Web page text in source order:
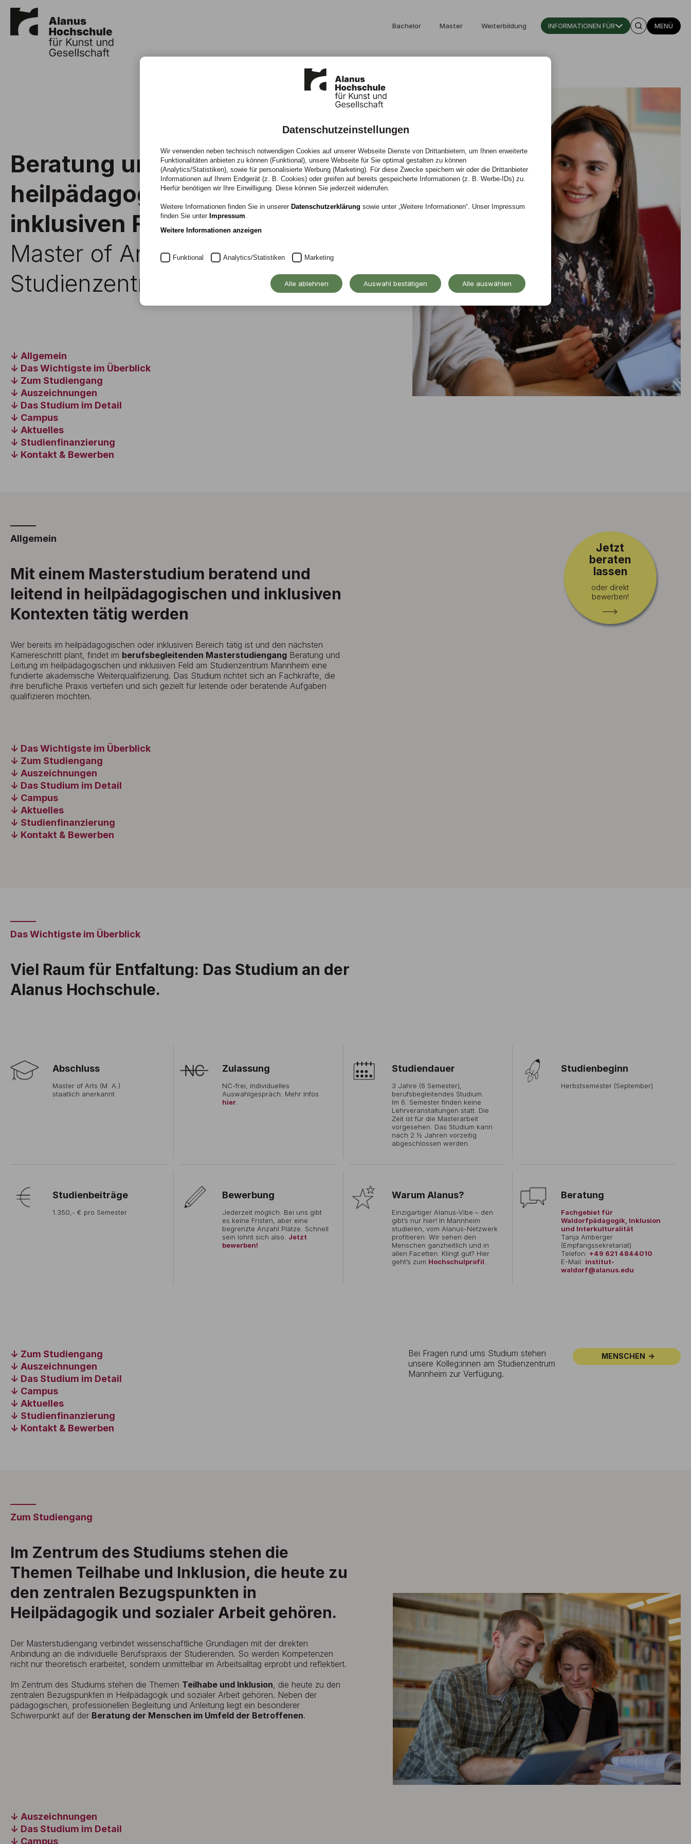
Bachelor Master Weiterbildung INFORMATIONEN FÜR MENÜ
Beratung und Leitung im
heilpädagogischen und
inklusiven Feld
Master of Arts (Teilzeit),
Studienzentrum Mannheim
Allgemein
Das Wichtigste im Überblick
Zum Studiengang
Auszeichnungen
Das Studium im Detail
Campus
Aktuelles
Studienfinanzierung
Kontakt & Bewerben
Jetzt
beraten
lassen
oder direkt
bewerben!
Allgemein
Mit einem Masterstudium beratend und
leitend in heilpädagogischen und inklusiven
Kontexten tätig werden
Wer bereits im heilpädagogischen oder inklusiven Bereich tätig ist und den nächsten
Karriereschritt plant, findet im berufsbegleitenden Masterstudiengang Beratung und
Leitung im heilpädagogischen und inklusiven Feld am Studienzentrum Mannheim eine
fundierte akademische Weiterqualifizierung. Das Studium richtet sich an Fachkräfte, die
ihre berufliche Praxis vertiefen und sich gezielt für leitende oder beratende Aufgaben
qualifizieren möchten.
Das Wichtigste im Überblick
Zum Studiengang
Auszeichnungen
Das Studium im Detail
Campus
Aktuelles
Studienfinanzierung
Kontakt & Bewerben
Das Wichtigste im Überblick
Viel Raum für Entfaltung: Das Studium an der
Alanus Hochschule.
Abschluss
Master of Arts (M. A.)
staatlich anerkannt
Zulassung
NC-frei, individuelles
Auswahlgespräch. Mehr Infos
hier.
Studiendauer
3 Jahre (6 Semester),
berufsbegleitendes Studium.
Im 6. Semester finden keine
Lehrveranstaltungen statt. Die
Zeit ist für die Masterarbeit
vorgesehen. Das Studium kann
nach 2 ½ Jahren vorzeitig
abgeschlossen werden.
Studienbeginn
Herbstsemester (September)
Studienbeiträge
1.350,- € pro Semester
Bewerbung
Jederzeit möglich. Bei uns gibt
es keine Fristen, aber eine
begrenzte Anzahl Plätze. Schnell
sein lohnt sich also. Jetzt
bewerben!
Warum Alanus?
Einzigartiger Alanus-Vibe – den
gibt’s nur hier! In Mannheim
studieren, vom Alanus-Netzwerk
profitieren. Wir sehen den
Menschen ganzheitlich und in
allen Facetten. Klingt gut? Hier
geht’s zum Hochschulprofil
Beratung
Fachgebiet für
Waldorfpädagogik, Inklusion
und Interkulturalität
Tanja Amberger
(Empfangssekretariat)
Telefon: +49 621 4844010
E-Mail: institut-
waldorf@alanus.edu
Zum Studiengang
Auszeichnungen
Das Studium im Detail
Campus
Aktuelles
Studienfinanzierung
Kontakt & Bewerben
Bei Fragen rund ums Studium stehen
unsere Kolleg:innen am Studienzentrum
Mannheim zur Verfügung.
MENSCHEN
Zum Studiengang
Im Zentrum des Studiums stehen die
Themen Teilhabe und Inklusion, die heute zu
den zentralen Bezugspunkten in
Heilpädagogik und sozialer Arbeit gehören.
Der Masterstudiengang verbindet wissenschaftliche Grundlagen mit der direkten
Anbindung an die individuelle Berufspraxis der Studierenden. So werden Kompetenzen
nicht nur theoretisch erarbeitet, sondern unmittelbar im Arbeitsalltag erprobt und reflektiert.
Im Zentrum des Studiums stehen die Themen Teilhabe und Inklusion, die heute zu den
zentralen Bezugspunkten in Heilpädagogik und sozialer Arbeit gehören. Neben der
pädagogischen, professionellen Begleitung und Anleitung liegt ein besonderer
Schwerpunkt auf der Beratung der Menschen im Umfeld der Betroffenen.
Auszeichnungen
Das Studium im Detail
Campus
Datenschutzeinstellungen
Wir verwenden neben technisch notwendigen Cookies auf unserer Webseite Dienste von Drittanbietern, um Ihnen erweiterte
Funktionalitäten anbieten zu können (Funktional), unsere Webseite für Sie optimal gestalten zu können
(Analytics/Statistiken), sowie für personalisierte Werbung (Marketing). Für diese Zwecke speichern wir oder die Drittanbieter
Informationen auf Ihrem Endgerät (z. B. Cookies) oder greifen auf bereits gespeicherte Informationen (z. B. Werbe-IDs) zu.
Hierfür benötigen wir Ihre Einwilligung. Diese können Sie jederzeit widerrufen.
Weitere Informationen finden Sie in unserer Datenschutzerklärung sowie unter „Weitere Informationen“. Unser Impressum
finden Sie unter Impressum.
Weitere Informationen anzeigen
Funktional Analytics/Statistiken Marketing
Alle ablehnen Auswahl bestätigen Alle auswählen